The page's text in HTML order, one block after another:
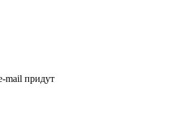
mail придут